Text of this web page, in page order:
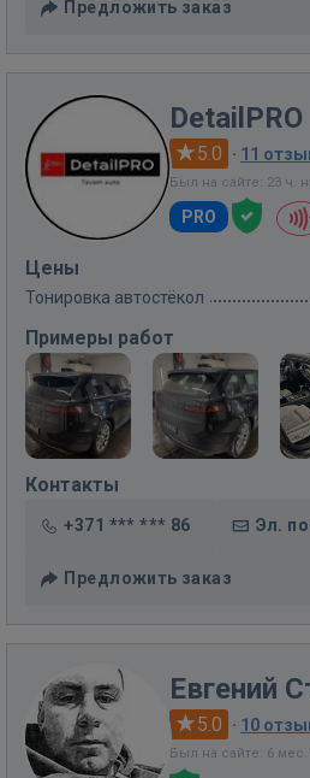
Предложить заказ
DetailPRO
5.0 · 11
Был на сайте: 23 ч.
PRO
Цены
Тонировка автостёкол
Примеры работ
Контакты
+371 *** *** 86 Эл.
Предложить заказ
Евгений
5.0 · 10
Был на сайте: 6 мес.